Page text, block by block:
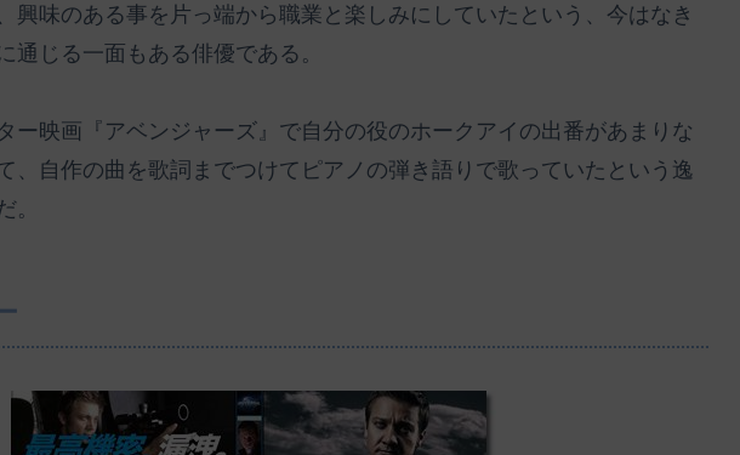
興味のある事を片っ端から職業と楽しみにしていたという、今はなき
通じる一面もある俳優である。
ー映画『アベンジャーズ』で自分の役のホークアイの出番があまりな
、自作の曲を歌詞までつけてピアノの弾き語りで歌っていたという逸
。